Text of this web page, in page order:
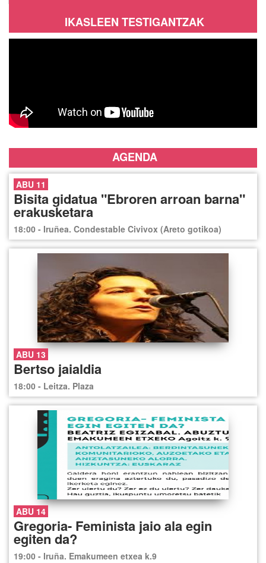
IKASLEEN TESTIGANTZAK
AGENDA
ABU 11
Bisita gidatua "Ebroren arroan barna"
erakusketara
18:00 - Iruñea. Condestable Civivox (Areto gotikoa)
ABU 13
Bertso jaialdia
18:00 - Leitza. Plaza
ABU 14
Gregoria- Feminista jaio ala egin
egiten da?
19:00 - Iruña. Emakumeen etxea k.9